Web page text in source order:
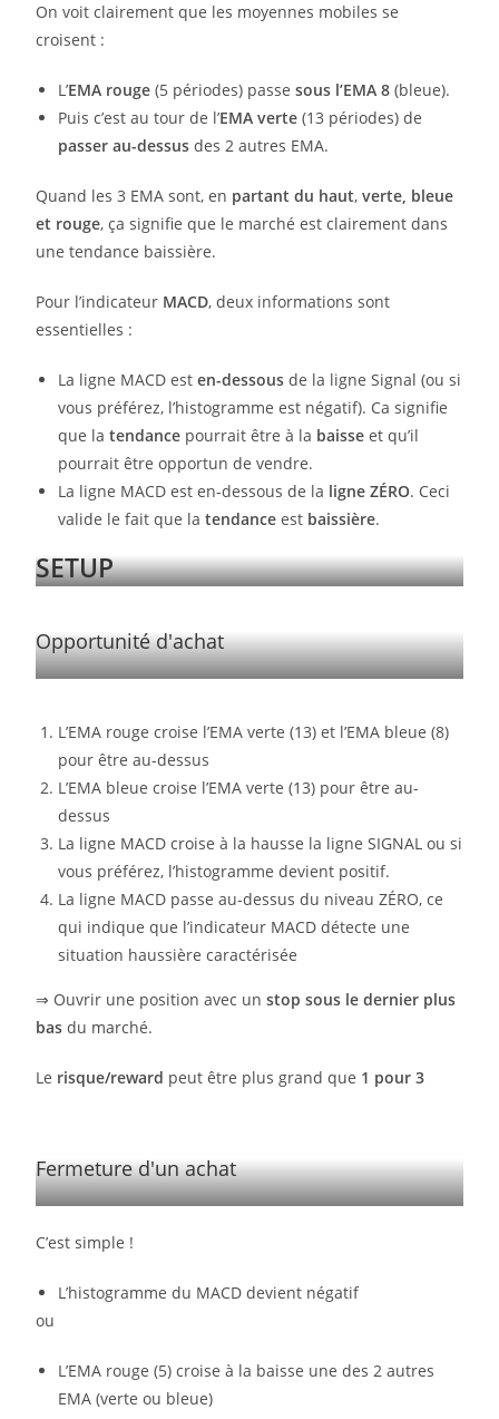
On voit clairement que les moyennes mobiles se
croisent :
L’EMA rouge (5 périodes) passesous l’EMA 8 (bleue).
Puis c’est au tour de l’EMA verte (13 périodes) de
passer au-dessus des 2 autres EMA.
Quand les 3 EMA sont, en partant du haut,verte, bleue
et rouge, ça signifie que le marché est clairement dans
une tendance baissière.
Pour l’indicateur MACD, deux informations sont
essentielles :
La ligne MACD esten-dessous de la ligne Signal (ou si
vous préférez, l’histogramme est négatif). Ca signifie
que latendance pourrait être à la baisse et qu’il
pourrait être opportun de vendre.
La ligne MACD est en-dessous de la ligne ZÉRO. Ceci
valide le fait que latendance est baissière.
SETUP
Opportunité d'achat
L’EMA rouge croise l’EMA verte (13) et l’EMA bleue (8)
pour être au-dessus
L’EMA bleue croise l’EMA verte (13) pour être au-
dessus
La ligne MACD croise à la hausse la ligne SIGNAL ou si
vous préférez, l’histogramme devient positif.
La ligne MACD passe au-dessus du niveau ZÉRO, ce
qui indique que l’indicateur MACD détecte une
situation haussière caractérisée
⇒ Ouvrir une position avec unstop sous le dernier plus
bas du marché.
Le risque/reward peut être plus grand que 1 pour 3
Fermeture d'un achat
C’est simple !
L’histogramme du MACD devient négatif
ou
L’EMA rouge (5) croise à la baisse une des 2 autres
EMA (verte ou bleue)